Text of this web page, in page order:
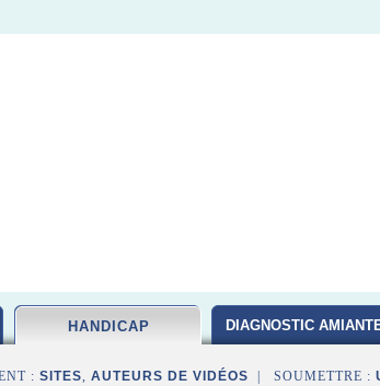
HANDICAP DIAGNOSTIC
: SITES, AUTEURS DE VIDÉOS | SOUMETTRE :